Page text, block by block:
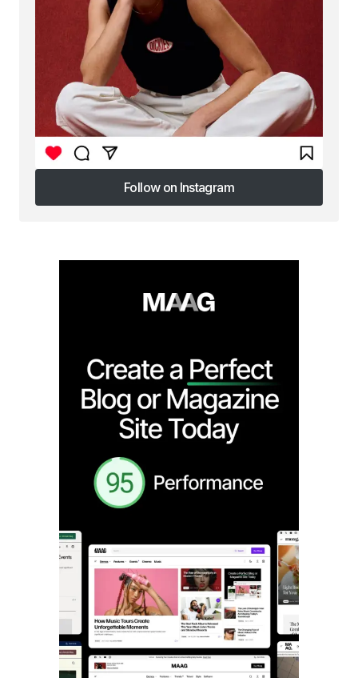
Follow on Instagram
Follow on Instagram